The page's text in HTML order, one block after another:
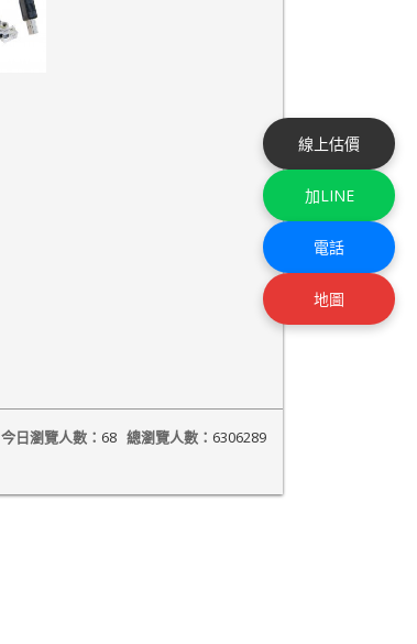
今日瀏覽人數： 68 總瀏覽人數： 6306289
線上估價
加LINE
電話
地圖